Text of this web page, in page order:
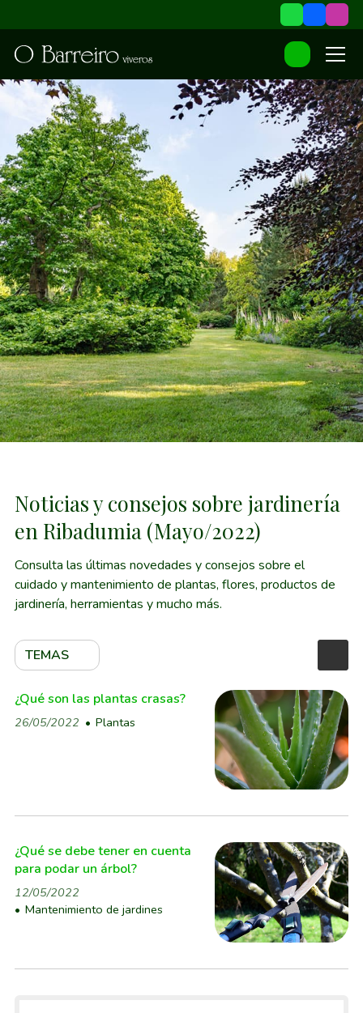
Noticias y consejos sobre jardinería
en Ribadumia (Mayo/2022)
Consulta las últimas novedades y consejos sobre el
cuidado y mantenimiento de plantas, flores, productos de
jardinería, herramientas y mucho más.
TEMAS
¿Qué son las plantas crasas?
26/05/2022 Plantas
¿Qué se debe tener en cuenta
para podar un árbol?
12/05/2022
Mantenimiento de jardines